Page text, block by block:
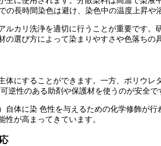
長時間染色は避け、染色中の温度上昇や
ルカリ洗浄を適切に行うことが重要です
選び方によって染まりやすさや色落ちの
にすることができます。一方、ポリウ
逆性のある助剤や保護材を使うのが安全で
体に染 色性を与えるための化学修飾が
が高まってきています。